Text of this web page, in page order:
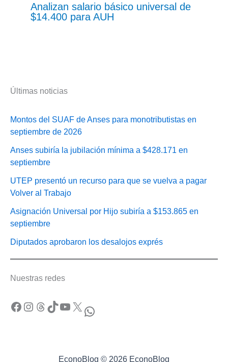
Analizan salario básico universal de
$14.400 para AUH
Últimas noticias
Montos del SUAF de Anses para monotributistas en
septiembre de 2026
Anses subiría la jubilación mínima a $428.171 en
septiembre
UTEP presentó un recurso para que se vuelva a pagar
Volver al Trabajo
Asignación Universal por Hijo subiría a $153.865 en
septiembre
Diputados aprobaron los desalojos exprés
Nuestras redes
Facebook Instagram Threads TikTok YouTube X WhatsApp
EconoBlog © 2026 EconoBlog